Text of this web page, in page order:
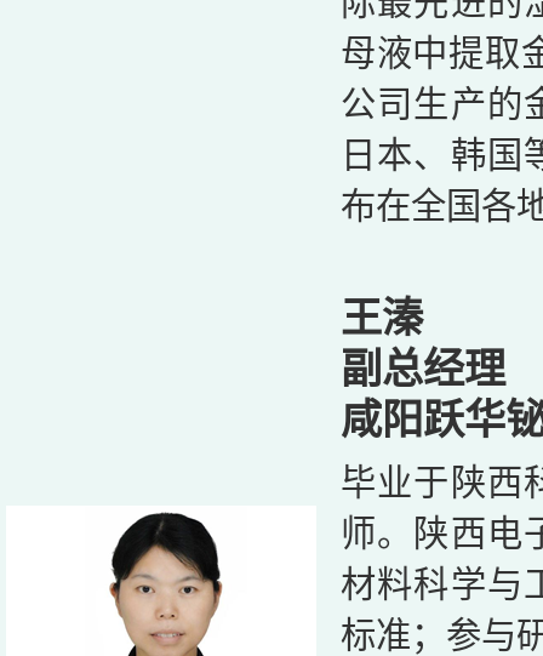
母液中提取
公司生产的
日本、韩国
布在全国各
王溱
副总经理
咸阳跃华
毕业于陕西
师。陕西电
材料科学与
标准；参与